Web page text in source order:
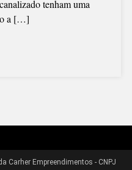
GÁS
tenham uma
a […]
Carher Empreendimentos - CNPJ